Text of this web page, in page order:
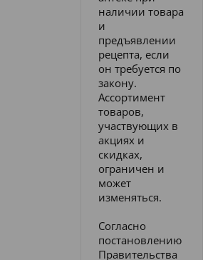
наличии товара
и
предъявлении
рецепта, если
он требуется по
закону.
Ассортимент
товаров,
участвующих в
акциях и
скидках,
ограничен и
может
изменяться.
Согласно
постановлению
Правительства